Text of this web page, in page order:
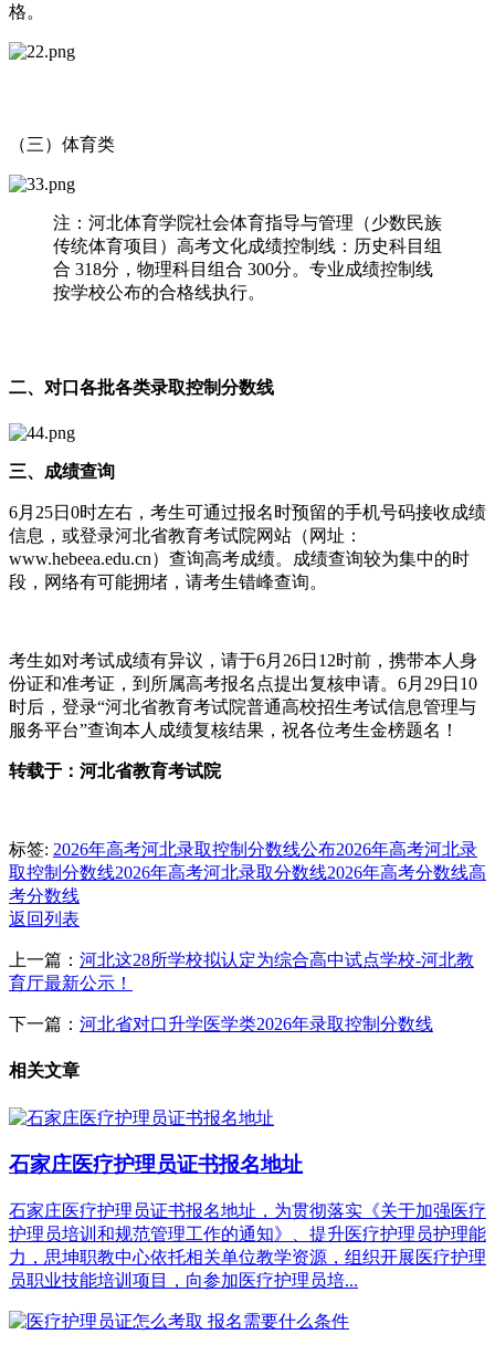
格。
（三）体育类
注：河北体育学院社会体育指导与管理（少数民族
传统体育项目）高考文化成绩控制线：历史科目组
合 318分，物理科目组合 300分。专业成绩控制线
按学校公布的合格线执行。
二、对口各批各类录取控制分数线
三、成绩查询
6月25日0时左右，考生可通过报名时预留的手机号码接收成绩
信息，或登录河北省教育考试院网站（网址：
www.hebeea.edu.cn）查询高考成绩。成绩查询较为集中的时
段，网络有可能拥堵，请考生错峰查询。
考生如对考试成绩有异议，请于6月26日12时前，携带本人身
份证和准考证，到所属高考报名点提出复核申请。6月29日10
时后，登录“河北省教育考试院普通高校招生考试信息管理与
服务平台”查询本人成绩复核结果，祝各位考生金榜题名！
转载于：河北省教育考试院
标签: 2026年高考河北录取控制分数线公布2026年高考河北录
取控制分数线2026年高考河北录取分数线2026年高考分数线高
考分数线
返回列表
上一篇： 河北这28所学校拟认定为综合高中试点学校-河北教
育厅最新公示！
下一篇： 河北省对口升学医学类2026年录取控制分数线
相关文章
石家庄医疗护理员证书报名地址
石家庄医疗护理员证书报名地址，为贯彻落实《关于加强医疗
护理员培训和规范管理工作的通知》、提升医疗护理员护理能
力，思坤职教中心依托相关单位教学资源，组织开展医疗护理
员职业技能培训项目，向参加医疗护理员培...